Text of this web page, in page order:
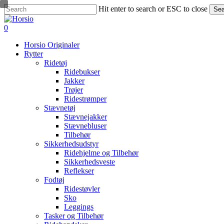
Skip
to
main
Hit enter to search or ESC to close
Close
Search
search
account
0
Horsio Originaler
Rytter
Ridetøj
Ridebukser
Jakker
Trøjer
Ridestrømper
Stævnetøj
Stævnejakker
Stævnebluser
Tilbehør
Sikkerhedsudstyr
Ridehjelme og Tilbehør
Sikkerhedsveste
Reflekser
Fodtøj
Ridestøvler
Sko
Leggings
Tasker og Tilbehør